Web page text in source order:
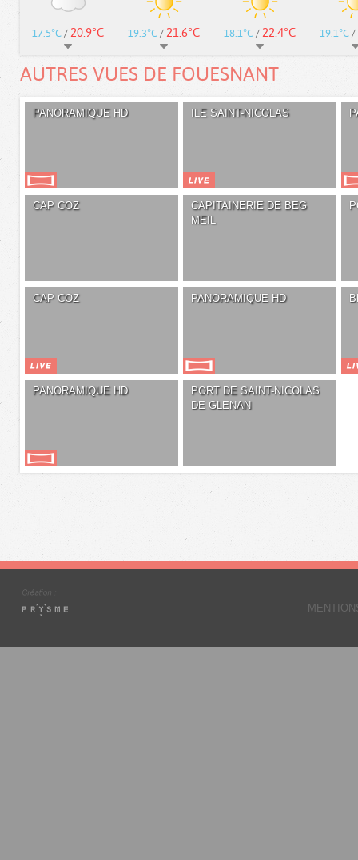
17.5°C / 20.9°C 19.3°C / 21.6°C 18.1°C / 22.4°C 19.1°C /
AUTRES VUES DE FOUESNANT
PANORAMIQUE HD ILE SAINT-NICOLAS
CAP COZ
CAPITAINERIE DE BEG
MEIL
CAP COZ PANORAMIQUE HD
PANORAMIQUE HD
PORT DE SAINT-NICOLAS
DE GLENAN